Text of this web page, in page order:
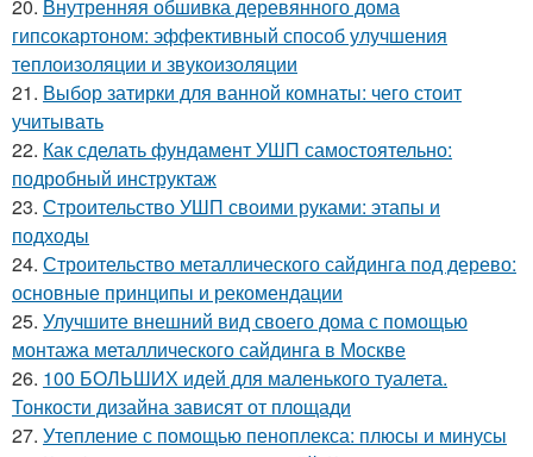
20. Внутренняя обшивка деревянного дома
гипсокартоном: эффективный способ улучшения
теплоизоляции и звукоизоляции
21. Выбор затирки для ванной комнаты: чего стоит
учитывать
22. Как сделать фундамент УШП самостоятельно:
подробный инструктаж
23. Строительство УШП своими руками: этапы и
подходы
24. Строительство металлического сайдинга под дерево:
основные принципы и рекомендации
25. Улучшите внешний вид своего дома с помощью
монтажа металлического сайдинга в Москве
26. 100 БОЛЬШИХ идей для маленького туалета.
Тонкости дизайна зависят от площади
27. Утепление с помощью пеноплекса: плюсы и минусы